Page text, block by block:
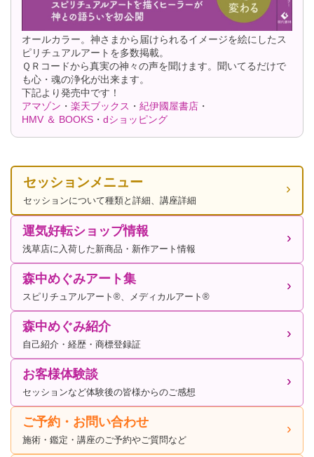
オールカラー。神さまから届けられるイメージを絵にしたス
ピリチュアルアートを多数掲載。
ＱＲコードから真実の神々の声を聞けます。聞いてるだけで
も心・魂の浄化が出来ます。
下記より発売中です！
アマゾン ・ 楽天ブックス ・ 紀伊國屋書店 ・
HMV ＆ BOOKS ・ dショッピング
セッションメニュー
セッションについて種類と詳細、講座詳細
運気好転ショップ情報
浅草店に入荷した新商品・新作アート情報
森中めぐみアート集
スピリチュアルアート®、メディカルアート®
森中めぐみ紹介
自己紹介・経歴・商標登録証
お客様体験談
セッションなど体験後の皆様からのご感想
ご予約・お問い合わせ
施術・鑑定・講座のご予約やご質問など